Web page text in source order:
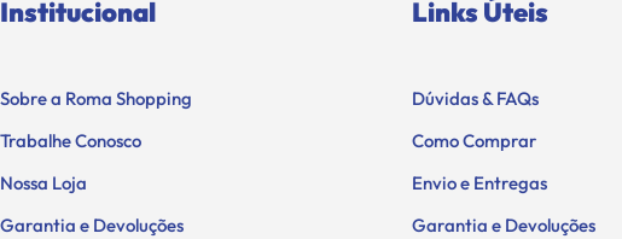
Institucional
Sobre a Roma Shopping
Trabalhe Conosco
Nossa Loja
Garantia e Devoluções
Links Úteis
Dúvidas & FAQs
Como Comprar
Envio e Entregas
Garantia e Devoluções